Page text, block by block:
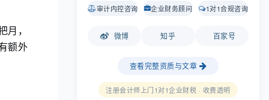
，
额外
审计内控咨询 企业财务顾问 1对1合规咨询
微博 知乎 百家号
查看完整资质与文章
注册会计师上门1对1企业财税 · 收费透明